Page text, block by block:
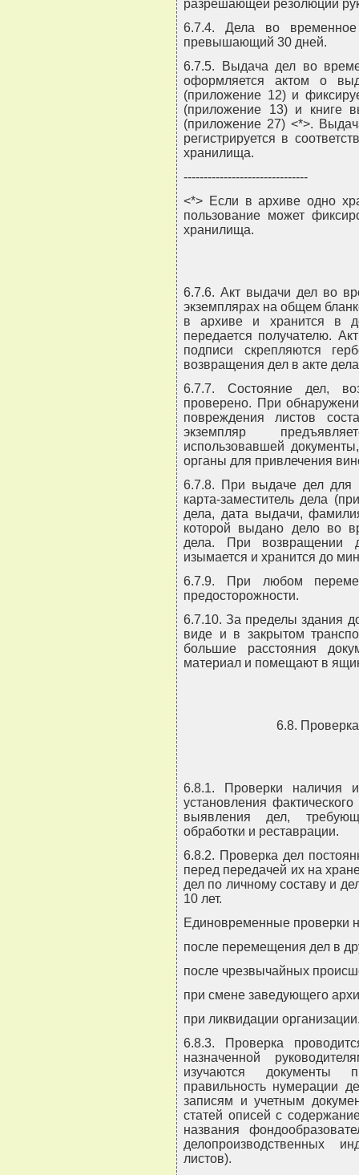
разрешающей резолюции
6.7.4. Дела во
превышающий 30 дней.
6.7.5. Выдача дел во
оформляется актом о
(приложение 12) и
(приложение 13) и книге
(приложение 27) <*>.
регистрируется в
хранилища.
-------------------------------
<*> Если в архиве одно
пользование может
хранилища.
6.7.6. Акт выдачи дел во
экземплярах на общем
в архиве и хранится в
передается получателю.
подписи скрепляются
возвращения дел в акте
6.7.7. Состояние дел,
проверено. При
повреждения листов
экземпляр
использовавшей
органы для привлечения
6.7.8. При выдаче дел для
карта-заместитель дела
дела, дата выдачи,
которой выдано дело во
дела. При возвращении
изымается и хранится до
6.7.9. При любом
предосторожности.
6.7.10. За пределы здания
виде и в закрытом
большие расстояния
материал и помещают в
6.8.
6.8.1. Проверки наличия
установления
выявления дел,
обработки и реставрации.
6.8.2. Проверка дел
перед передачей их на
дел по личному составу и
10 лет.
Единовременные проверки
после перемещения дел в
после чрезвычайных
при смене заведующего
при ликвидации
6.8.3. Проверка
назначенной
изучаются документы
правильность нумерации
записям и учетным
статей описей с
названия
делопроизводственных
листов).